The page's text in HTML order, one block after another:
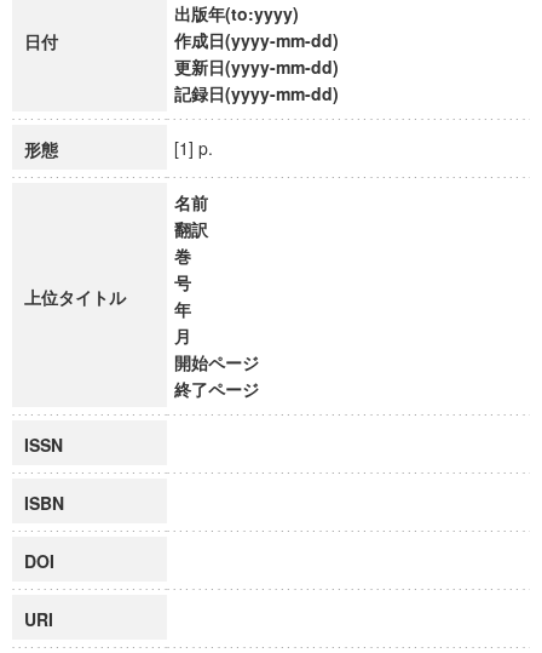
日付
出版年(to:yyyy)
作成日(yyyy-mm-dd)
更新日(yyyy-mm-dd)
記録日(yyyy-mm-dd)
形態 [1] p.
上位タイトル
名前
翻訳
巻
号
年
月
開始ページ
終了ページ
ISSN
ISBN
DOI
URI